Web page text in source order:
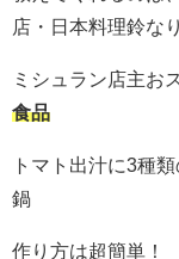
店・日本料理鈴な
ミシュラン店主お
食品
トマト出汁に3種
鍋
作り方は超簡単！